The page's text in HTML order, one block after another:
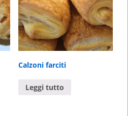
Calzoni farciti
Leggi tutto